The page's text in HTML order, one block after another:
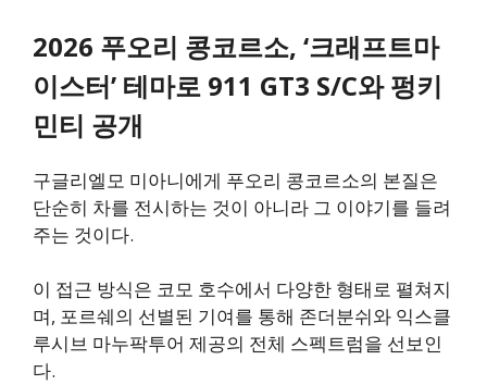
2026 푸오리 콩코르소, ‘크래프트마
이스터’ 테마로 911 GT3 S/C와 펑키
민티 공개
구글리엘모 미아니에게 푸오리 콩코르소의 본질은
단순히 차를 전시하는 것이 아니라 그 이야기를 들려
주는 것이다.
이 접근 방식은 코모 호수에서 다양한 형태로 펼쳐지
며, 포르쉐의 선별된 기여를 통해 존더분쉬와 익스클
루시브 마누팍투어 제공의 전체 스펙트럼을 선보인
다.